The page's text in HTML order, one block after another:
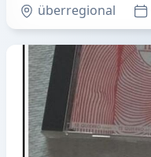
überregional